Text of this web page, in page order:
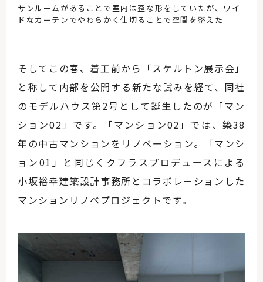
サンルームがあることで室内は歪な形をしていたが、ワイ
ドなカーテンでやわらかく仕切ることで空間を整えた
そしてこの春、着工前から「スケルトン展示会」
と称して内部を公開する新たな試みを経て、同社
のモデルハウス第2号として誕生したのが「マン
ション02」です。「マンション02」では、築38
年の中古マンションをリノベーション。「マンシ
ョン01」と同じくクフラスプロデュースによる
小坂裕幸建築設計事務所とコラボレーションした
マンションリノベプロジェクトです。